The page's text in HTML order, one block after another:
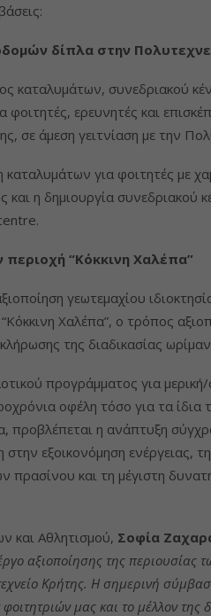
δίπλα στην
καταλυμάτων, συνεδριακού
ερευνητές και
σε άμεση γειτνίαση με την
για φοιτητές με
και η δημιουργία συνεδριακού
“Κόκκινη Χαλέπα”
γεωτεμαχίου
Χαλέπα”, ο τρόπος
της διαδικασίας
προγράμματος για
οφέλη τόσο για τα ίδια
προβλέπεται η ανάπτυξη
εξοικονόμηση ενέργειας,
πρασίνου και τη μέγιστη
και Αθλητισμού, Σοφία
αξιοποίησης της περιουσίας
Κρήτης. Η σημερινή
μας και το μέλλον της